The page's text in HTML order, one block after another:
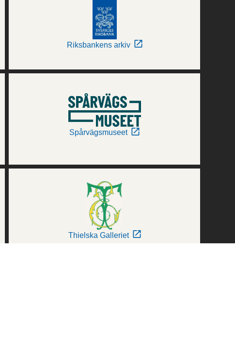
Riksbankens arkiv
Spårvägsmuseet
Thielska Galleriet